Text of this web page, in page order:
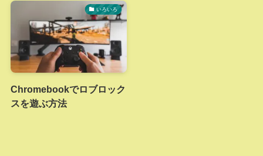
いろいろ
Chromebookでロブロック
スを遊ぶ方法